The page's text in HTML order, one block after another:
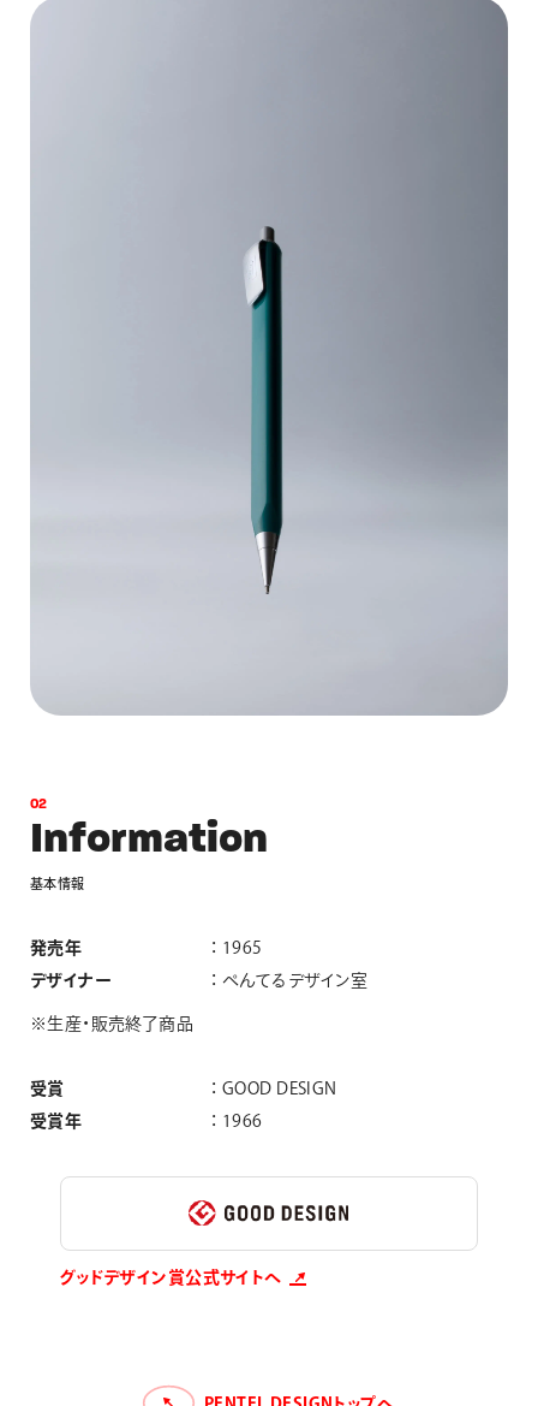
02
Information
基本情報
発売年
1965
デザイナー
ぺんてるデザイン室
※生産・販売終了商品
受賞
GOOD DESIGN
受賞年
1966
グッドデザイン賞公式サイトへ